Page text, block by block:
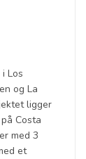
Los
og La
ligger
Costa
med 3
et